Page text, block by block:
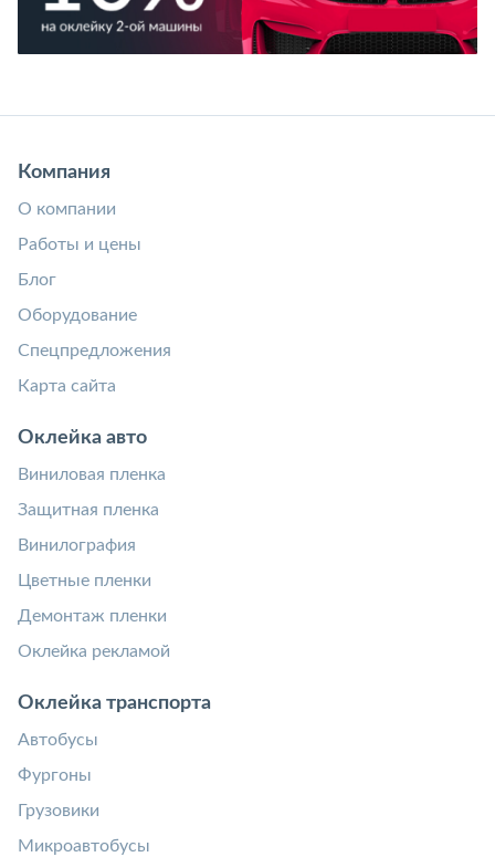
Компания
О компании
Работы и цены
Блог
Оборудование
Спецпредложения
Карта сайта
Оклейка авто
Виниловая пленка
Защитная пленка
Винилография
Цветные пленки
Демонтаж пленки
Оклейка рекламой
Оклейка транспорта
Автобусы
Фургоны
Грузовики
Микроавтобусы